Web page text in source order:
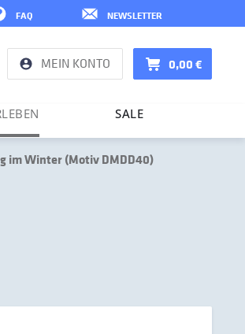
NEWSLETTER
FAQ
MEIN KONTO 0,00 €
SALE
im Winter (Motiv DMDD40)